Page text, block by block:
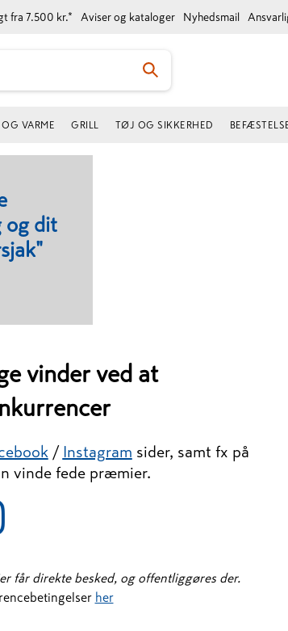
fra 7.500 kr.* Aviser og kataloger Nyhedsmail
VARME GRILL TØJ OG SIKKERHED
og dit
vinder ved at
/ Instagram sider, samt fx på
vinde fede præmier.
får direkte besked, og offentliggøres der.
her